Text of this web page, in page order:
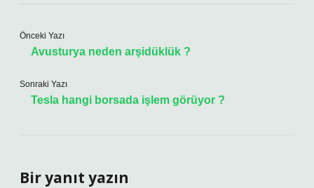
Önceki Yazı
Avusturya neden arşidüklük ?
Sonraki Yazı
Tesla hangi borsada işlem görüyor ?
Bir yanıt yazın